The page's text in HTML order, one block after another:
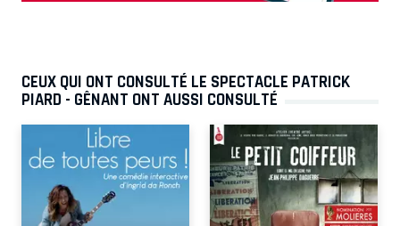
CEUX QUI ONT CONSULTÉ LE SPECTACLE PATRICK
PIARD - GÊNANT ONT AUSSI CONSULTÉ